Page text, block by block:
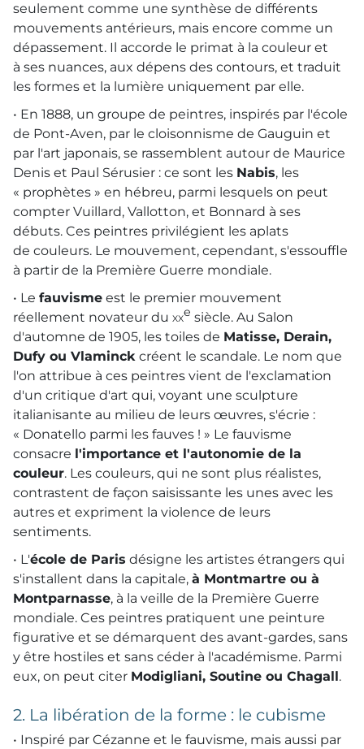
seulement comme une synthèse de différents
mouvements antérieurs, mais encore comme un
dépassement. Il accorde le primat à la couleur et
à ses nuances, aux dépens des contours, et traduit
les formes et la lumière uniquement par elle.
• En 1888, un groupe de peintres, inspirés par l'école
de Pont-Aven, par le cloisonnisme de Gauguin et
par l'art japonais, se rassemblent autour de Maurice
Denis et Paul Sérusier : ce sont les Nabis, les
« prophètes » en hébreu, parmi lesquels on peut
compter Vuillard, Vallotton, et Bonnard à ses
débuts. Ces peintres privilégient les aplats
de couleurs. Le mouvement, cependant, s'essouffle
à partir de la Première Guerre mondiale.
• Le fauvisme est le premier mouvement
réellement novateur du xxe siècle. Au Salon
d'automne de 1905, les toiles de Matisse, Derain,
Dufy ou Vlaminck créent le scandale. Le nom que
l'on attribue à ces peintres vient de l'exclamation
d'un critique d'art qui, voyant une sculpture
italianisante au milieu de leurs œuvres, s'écrie :
« Donatello parmi les fauves ! » Le fauvisme
consacre l'importance et l'autonomie de la
couleur. Les couleurs, qui ne sont plus réalistes,
contrastent de façon saisissante les unes avec les
autres et expriment la violence de leurs
sentiments.
• L'école de Paris désigne les artistes étrangers qui
s'installent dans la capitale, à Montmartre ou à
Montparnasse, à la veille de la Première Guerre
mondiale. Ces peintres pratiquent une peinture
figurative et se démarquent des avant-gardes, sans
y être hostiles et sans céder à l'académisme. Parmi
eux, on peut citer Modigliani, Soutine ou Chagall.
2. La libération de la forme : le cubisme
• Inspiré par Cézanne et le fauvisme, mais aussi par